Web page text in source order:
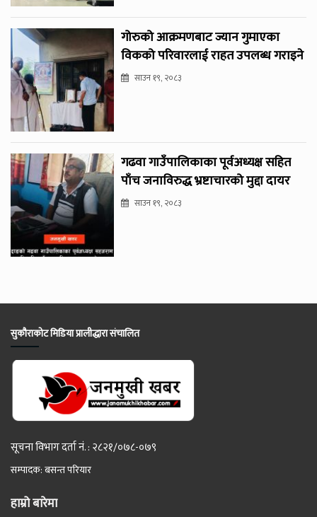
गोरुको आक्रमणबाट ज्यान गुमाएका
विकको परिवारलाई राहत उपलब्ध गराइने
साउन १९, २०८३
गढवा गाउँपालिकाका पूर्वअध्यक्ष सहित
पाँच जनाविरुद्ध भ्रष्टाचारको मुद्दा दायर
साउन १९, २०८३
सुकौराकोट मिडिया प्रालीद्धारा संचालित
सूचना विभाग दर्ता नं. : २८२१/०७८-०७९
सम्पादक: बसन्त परियार
हाम्रो बारेमा